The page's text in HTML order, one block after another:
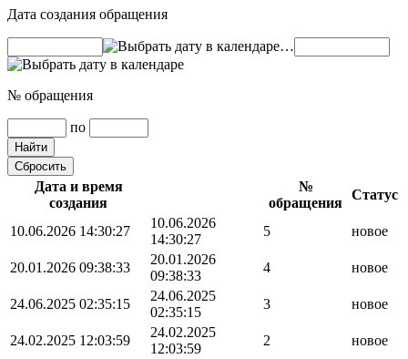
Дата создания обращения
…
№ обращения
по
Дата и время
создания
№
обращения
Статус
10.06.2026 14:30:27
10.06.2026
14:30:27
5 новое
20.01.2026 09:38:33
20.01.2026
09:38:33
4 новое
24.06.2025 02:35:15
24.06.2025
02:35:15
3 новое
24.02.2025 12:03:59
24.02.2025
12:03:59
2 новое